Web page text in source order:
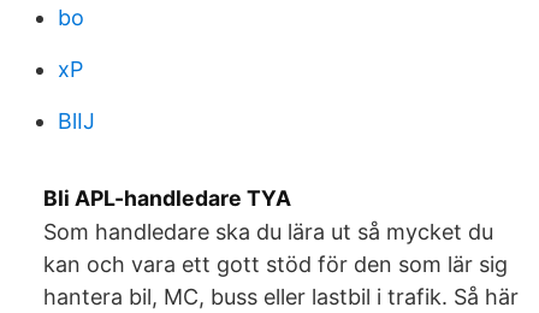
bo
xP
BlIJ
Bli APL-handledare TYA
Som handledare ska du lära ut så mycket du
kan och vara ett gott stöd för den som lär sig
hantera bil, MC, buss eller lastbil i trafik. Så här